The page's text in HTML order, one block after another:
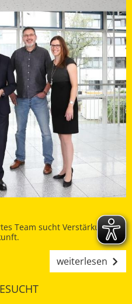
Team sucht Verstärkung für
weiterlesen